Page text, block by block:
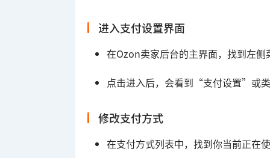
进入支付设置界面
在Ozon卖家后台的主界面，找到左
点击进入后，会看到“支付设置”或
修改支付方式
在支付方式列表中，找到你当前正在